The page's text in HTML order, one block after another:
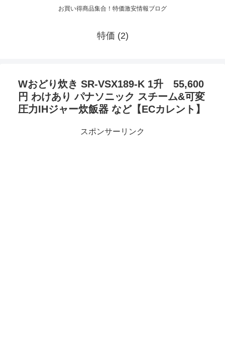
お買い得商品集合！特価激安情報ブログ
特価 (2)
Wおどり炊き SR-VSX189-K 1升 55,600
円 わけあり パナソニック スチーム&可変
圧力IHジャー炊飯器 など【ECカレント】
スポンサーリンク